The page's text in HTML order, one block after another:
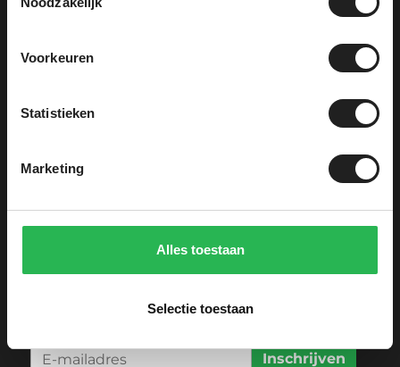
Voorkeuren
Statistieken
Marketing
Alles toestaan
Selectie toestaan
Willemsstraat 22
0481 377 517